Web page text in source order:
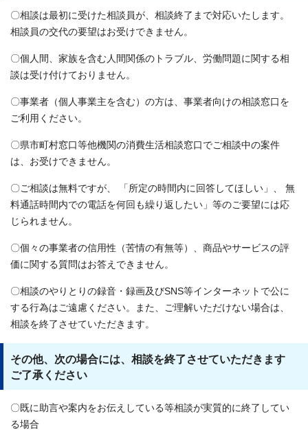
〇相談は最初に受けた相談員が、相談終了まで対応いたします。
相談員の交代の要望はお受けできません。
〇個人間、家族を含む人間関係のトラブル、労働問題に関する相
談は受け付けておりません。
〇事業者（個人事業主を含む）の方は、事業者向けの相談窓口を
ご利用ください。
〇県市町村窓口等他機関の消費生活相談窓口でご相談中の案件
は、お受けできません。
〇ご相談は無料ですが、 「所定の時間内に回答してほしい」、 無
料通話時間内での電話を何回も繰り返したい」等のご要望には応
じられません。
〇個々の事業者の信用性（苦情の有無等）、商品やサービスの評
価に関する質問はお答えできません。
〇相談のやりとりの録音・録画及びSNS等インターネットで公に
する行為はご遠慮ください。また、ご理解いただけない場合は、
相談を終了させていただきます。
その他、次の場合には、相談を終了させていただきます
ご了承ください
〇既に助言や案内をお伝えしている等相談が実質的に終了してい
る場合